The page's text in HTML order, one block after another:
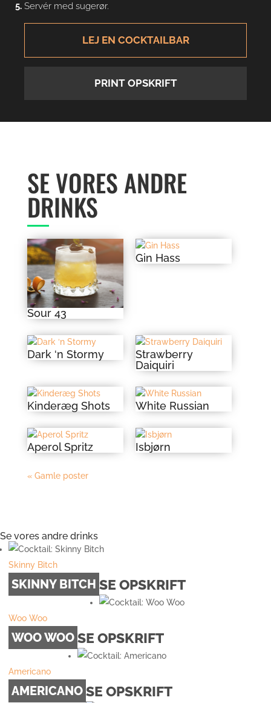
Servér med sugerør.
LEJ EN COCKTAILBAR
PRINT OPSKRIFT
SE VORES ANDRE
DRINKS
Sour 43
Gin Hass
Dark ‘n Stormy
Strawberry
Daiquiri
Kinderæg Shots White Russian
Aperol Spritz Isbjørn
« Gamle poster
Se vores andre drinks
Skinny Bitch
SKINNY BITCH SE OPSKRIFT
Woo Woo
WOO WOO SE OPSKRIFT
Americano
AMERICANO SE OPSKRIFT